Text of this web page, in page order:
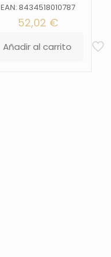
EAN: 8434518010787
52,02 €
Añadir al carrito